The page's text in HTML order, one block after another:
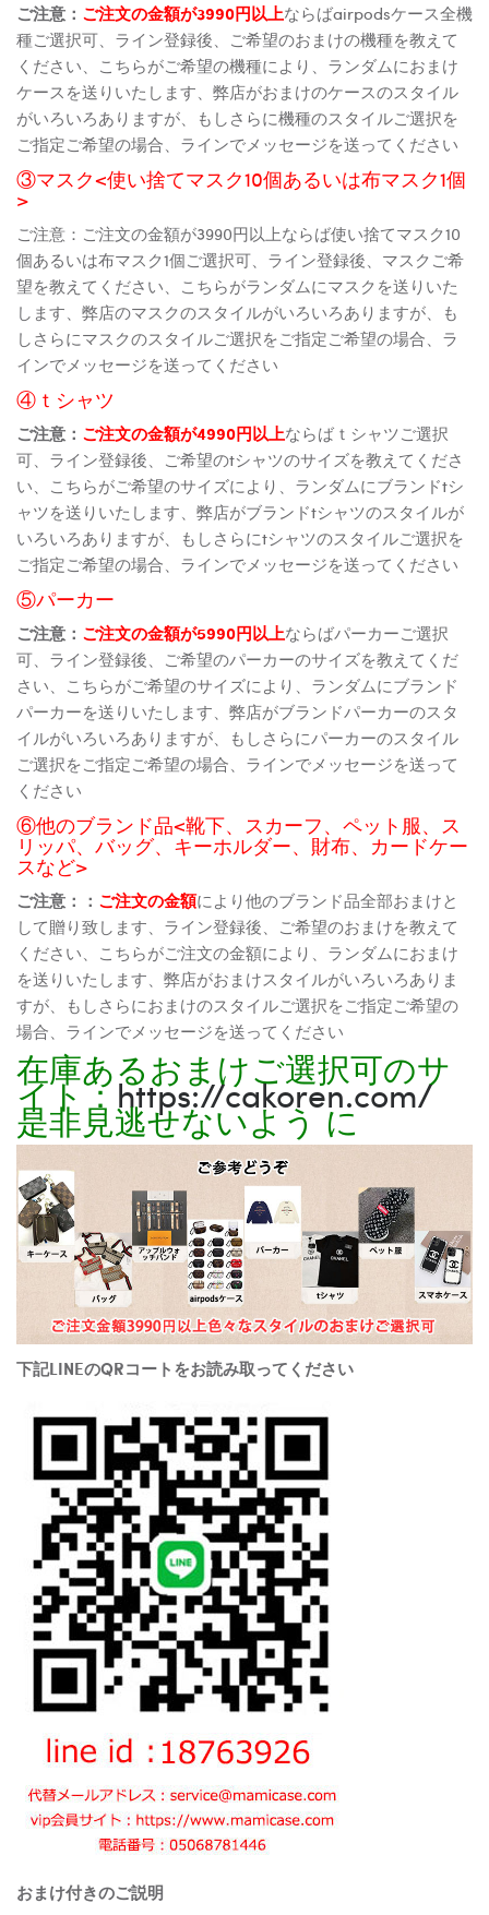
ご注意： ご注文の金額が3990円以上ならばairpodsケース全機
種ご選択可、ライン登録後、ご希望のおまけの機種を教えて
ください、こちらがご希望の機種により、ランダムにおまけ
ケースを送りいたします、弊店がおまけのケースのスタイル
がいろいろありますが、もしさらに機種のスタイルご選択を
ご指定ご希望の場合、ラインでメッセージを送ってください
③マスク<使い捨てマスク10個あるいは布マスク1個
>
ご注意：ご注文の金額が3990円以上ならば使い捨てマスク10
個あるいは布マスク1個ご選択可、ライン登録後、マスクご希
望を教えてください、こちらがランダムにマスクを送りいた
します、弊店のマスクのスタイルがいろいろありますが、も
しさらにマスクのスタイルご選択をご指定ご希望の場合、ラ
インでメッセージを送ってください
④ｔシャツ
ご注意： ご注文の金額が4990円以上ならばｔシャツご選択
可、ライン登録後、ご希望のtシャツのサイズを教えてくださ
い、こちらがご希望のサイズにより、ランダムにブランドtシ
ャツを送りいたします、弊店がブランドtシャツのスタイルが
いろいろありますが、もしさらにtシャツのスタイルご選択を
ご指定ご希望の場合、ラインでメッセージを送ってください
⑤パーカー
ご注意： ご注文の金額が5990円以上ならばパーカーご選択
可、ライン登録後、ご希望のパーカーのサイズを教えてくだ
さい、こちらがご希望のサイズにより、ランダムにブランド
パーカーを送りいたします、弊店がブランドパーカーのスタ
イルがいろいろありますが、もしさらにパーカーのスタイル
ご選択をご指定ご希望の場合、ラインでメッセージを送って
ください
⑥他のブランド品<靴下、スカーフ、ペット服、ス
リッパ、バッグ、キーホルダー、財布、カードケー
スなど>
ご注意：： ご注文の金額により他のブランド品全部おまけと
して贈り致します、ライン登録後、ご希望のおまけを教えて
ください、こちらがご注文の金額により、ランダムにおまけ
を送りいたします、弊店がおまけスタイルがいろいろありま
すが、もしさらにおまけのスタイルご選択をご指定ご希望の
場合、ラインでメッセージを送ってください
在庫あるおまけご選択可のサ
イト：https://cakoren.com/
是非見逃せないよう に
下記LINEのQRコートをお読み取ってください
おまけ付きのご説明